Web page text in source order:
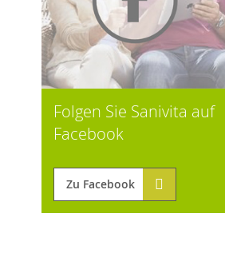
Folgen Sie Sanivita auf
Facebook
Zu Facebook